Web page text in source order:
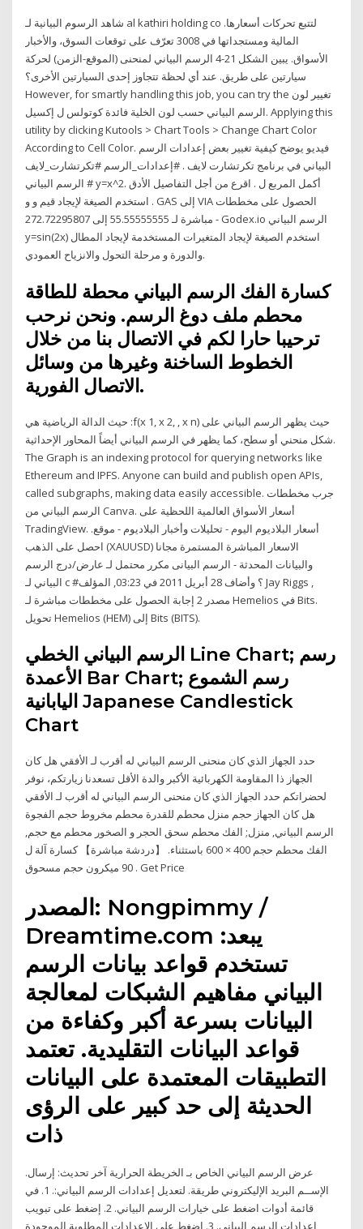
شاهد الرسوم البيانية لـ ‎al kathiri holding co‎ لتتبع تحركات أسعارها.
تعرّف على توقعات السوق، والأخبار ‎3008‎ المالية ومستجداتها في
الأسواق. يبين الشكل 21-4 الرسم البياني لمنحنى (الموقع-الزمن) لحركة
سيارتين على طريق. عند أي لحظة تتجاوز إحدى السيارتين الأخرى؟
However, for smartly handling this job, you can try the تغيير لون
الرسم البياني حسب لون الخلية فائدة كوتولس ل إكسيل. Applying this
utility by clicking Kutools > Chart Tools > Change Chart Color
According to Cell Color. فيديو يوضح كيفية تغيير بعض إعدادات الرسم
البياني في برنامج تكرتشارت لايف . #إعدادات_الرسم #تكرتشارت_لايف
# الرسم البياني y=x^2. أكمل المربع ل . اقرع من أجل التفاصيل الأدق
استخدم الصيغة لإيجاد قيم و و . GAS إلى VIA الحصول على مخططات
مباشرة لـ 55.55555555 إلى 272.72295807 - Godex.io الرسم البياني
y=sin(2x) استخدم الصيغة لإيجاد المتغيرات المستخدمة لإيجاد المطال
والدورة و مرحلة التحول والانزياح العمودي.
كسارة الفك الرسم البياني محطة للطاقة
محطم ملف دوغ الرسم. ونحن نرحب
ترحيبا حارا لكم في الاتصال بنا من خلال
الخطوط الساخنة وغيرها من وسائل
الاتصال الفورية.
حيث الدالة الرياضية هي :f(x 1, x 2, , x n) حيث يظهر الرسم البياني على
شكل منحني أو سطح، كما يظهر في الرسم البياني أيضاً المحاور الإحداثية.
The Graph is an indexing protocol for querying networks like
Ethereum and IPFS. Anyone can build and publish open APIs,
called subgraphs, making data easily accessible. جرب مخططات
الرسم البياني من Canva. أسعار الأسواق العالمية اللحظية على
TradingView. أسعار البلاديوم اليوم - تحليلات وأخبار البلاديوم - موقع.
احصل على الذهب (XAUUSD) الاسعار المباشرة المستمرة مجانا
والبيانات المحدثة - الرسم البيانى مكرر محتمل لـ عارض/درج الرسم
البياني لـ c #؟ وأضاف 28 أبريل 2011 في 03:23, المؤلف Jay Riggs ,
مصدر 2 إجابة الحصول على مخططات مباشرة لـ Hemelios في Bits.
تحويل Hemelios (HEM) إلى Bits (BITS).
الرسم البياني الخطي Line Chart; رسم
الأعمدة Bar Chart; رسم الشموع
اليابانية Japanese Candlestick
Chart
حدد الجهاز الذي كان منحنى الرسم البياني له أقرب لـ الأفقي هل كان
الجهاز ذا المقاومة الكهربائية الأكبر والدة الأقل تسعدنا زيارتكم، نوفر
لحضراتكم حدد الجهاز الذي كان منحنى الرسم البياني له أقرب لـ الأفقي
هل كان الجهاز حجم منزل محطم للقدرة محطم مخروط حجم الفجوة
الرسم البياني, منزل; الفك محطم سحق الحجر و الصخور محطم مع حجم,
الفك محطم حجم 400 × 600 باستثناء. 【دردشة مباشرة】 كسارة آلة ل
90 ميكرون حجم مسحوق . Get Price
المصدر: Nongpimmy /
Dreamtime.com يبعد:
تستخدم قواعد بيانات الرسم
البياني مفاهيم الشبكات لمعالجة
البيانات بسرعة أكبر وكفاءة من
قواعد البيانات التقليدية. تعتمد
التطبيقات المعتمدة على البيانات
الحديثة إلى حد كبير على الرؤى
ذات
عرض الرسم البياني الخاص بـ الخريطة الحرارية آخر تحديث: إرسال.
الإســم البريد الإليكتروني طريقة. لتعديل إعدادات الرسم البياني:. 1. في
قائمة أدوات اضغط على خيارات الرسم البياني. 2. إضغط على تبويب
إعدادات الرسم البياني. 3. إضغط على الإعدادات المطلوبة الموجودة